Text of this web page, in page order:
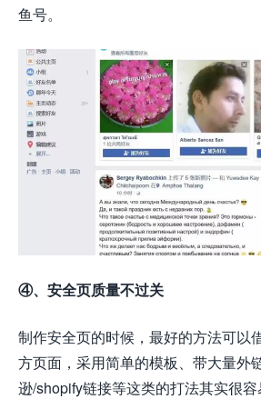
鱼号。
④、安全页质量不过关
制作安全页的时候，最好的方法可以
方页面，采用简单的模板、带大量外
逊/shopify链接等这类的打法其实很